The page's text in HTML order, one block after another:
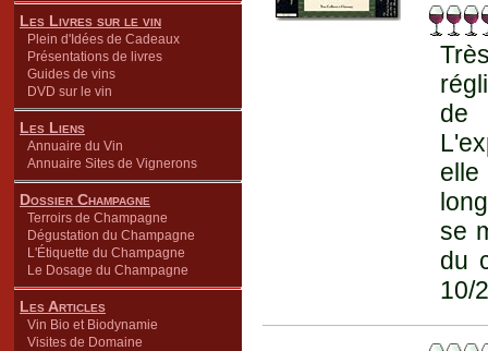
Les Livres sur le vin
Plein d'Idées de Cadeaux
Présentations de livres
Guides de vins
DVD sur le vin
Les Liens
Annuaire du Vin
Annuaire Sites de Vignerons
Dossier Champagne
Terroirs de Champagne
Dégustation du Champagne
L'Étiquette du Champagne
Le Dosage du Champagne
Les Articles
Vin Bio et Biodynamie
Visites de Domaine
de
se
du
10/